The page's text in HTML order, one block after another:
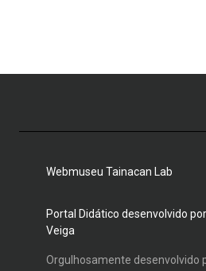
Webmuseu Tainacan Lab
Portal Didático desenvolvido
Veiga
Orgulhosamente desenvolvido